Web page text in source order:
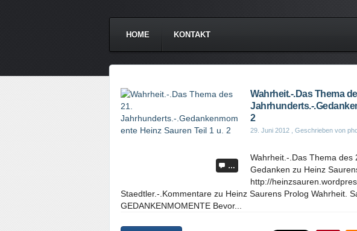
HOME KONTAKT
…
Wahrheit.-.Das Thema
Jahrhunderts.-
2
29. Juni 2012 , Geschrieben von
Wahrheit.-.Das Thema
Gedanken zu Heinz
http://
Staedtler.-.Kommentare zu Heinz Saurens Prolog Wahrheit.
GEDANKENMOMENTE Bevor...